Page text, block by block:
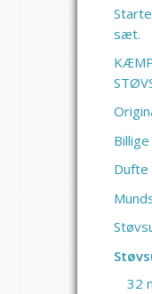
sæt.
Dufte
32